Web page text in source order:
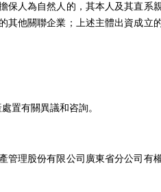
保人為自然人的，其本人及其直系
其他關聯企業；上述主體出資成立
置有關異議和咨詢。
理股份有限公司廣東省分公司有